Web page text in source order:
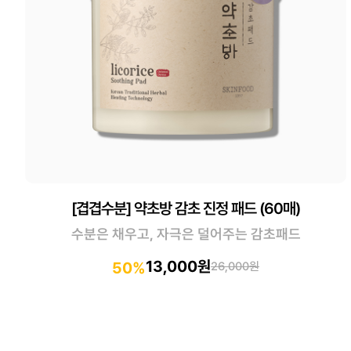
[겹겹수분] 약초방 감초 진정 패드 (60매)
수분은 채우고, 자극은 덜어주는 감초패드
50%13,000원26,000원